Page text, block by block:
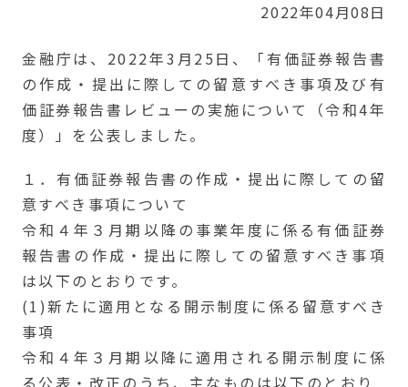
2022年04月08日
金融庁は、2022年3月25日、「有価証券報告書
の作成・提出に際しての留意すべき事項及び有
価証券報告書レビューの実施について（令和4年
度）」を公表しました。
１．有価証券報告書の作成・提出に際しての留
意すべき事項について
令和４年３月期以降の事業年度に係る有価証券
報告書の作成・提出に際しての留意すべき事項
は以下のとおりです。
(1)新たに適用となる開示制度に係る留意すべき
事項
令和４年３月期以降に適用される開示制度に係
る公表・改正のうち、主なものは以下のとおり